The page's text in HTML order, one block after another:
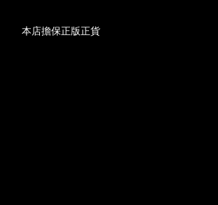
本店擔保正版正貨